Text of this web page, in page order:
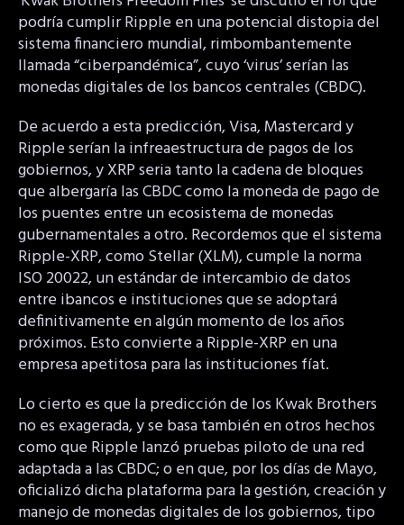
podría cumplir Ripple en una potencial distopia del
sistema financiero mundial, rimbombantemente
llamada “ciberpandémica”, cuyo ‘virus’ serían las
monedas digitales de los bancos centrales (CBDC).
De acuerdo a esta predicción, Visa, Mastercard y
Ripple serían la infreaestructura de pagos de los
gobiernos, y XRP seria tanto la cadena de bloques
que albergaría las CBDC como la moneda de pago de
los puentes entre un ecosistema de monedas
gubernamentales a otro. Recordemos que el sistema
Ripple-XRP, como Stellar (XLM), cumple la norma
ISO 20022, un estándar de intercambio de datos
entre ibancos e instituciones que se adoptará
definitivamente en algún momento de los años
próximos. Esto convierte a Ripple-XRP en una
empresa apetitosa para las instituciones fíat.
Lo cierto es que la predicción de los Kwak Brothers
no es exagerada, y se basa también en otros hechos
como que Ripple lanzó pruebas piloto de una red
adaptada a las CBDC; o en que, por los días de Mayo,
oficializó dicha plataforma para la gestión, creación y
manejo de monedas digitales de los gobiernos, tipo